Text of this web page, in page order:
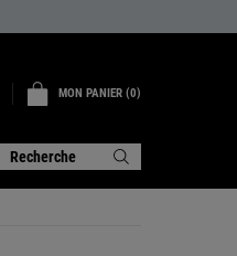
MON PANIER 0
0 PRODUIT
Recherche